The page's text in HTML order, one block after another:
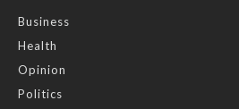
Business
Health
Opinion
Politics